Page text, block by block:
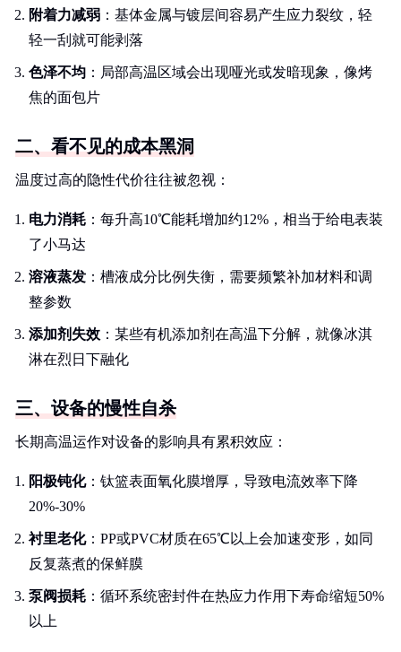
附着力减弱 ：基体金属与镀层间容易产生应力裂纹，轻
轻一刮就可能剥落
色泽不均 ：局部高温区域会出现哑光或发暗现象，像烤
焦的面包片
二、看不见的成本黑洞
温度过高的隐性代价往往被忽视：
电力消耗 ：每升高10℃能耗增加约12%，相当于给电表装
了小马达
溶液蒸发 ：槽液成分比例失衡，需要频繁补加材料和调
整参数
添加剂失效 ：某些有机添加剂在高温下分解，就像冰淇
淋在烈日下融化
三、设备的慢性自杀
长期高温运作对设备的影响具有累积效应：
阳极钝化：钛篮表面氧化膜增厚，导致电流效率下降
20%-30%
衬里老化：PP或PVC材质在65℃以上会加速变形，如同
反复蒸煮的保鲜膜
泵阀损耗 ：循环系统密封件在热应力作用下寿命缩短50%
以上